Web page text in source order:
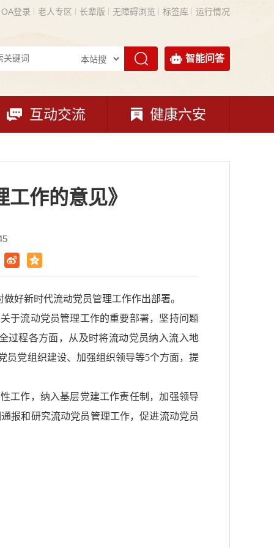
OA登录 老人专区 长辈版 无障碍浏览 标签库 运行情况
智能问答
互动交流 健康六安
作的意见》
好新时代流动党员管理工作作出部署。
于流动党员管理工作的重要部署，坚持问题
过程各方面，从及时将流动党员纳入流入地
员党组织建设、加强组织领导等5个方面，提
工作，纳入基层党建工作责任制，加强领导
报和研究流动党员管理工作，促进流动党员